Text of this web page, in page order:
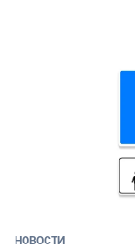
НОВОСТИ